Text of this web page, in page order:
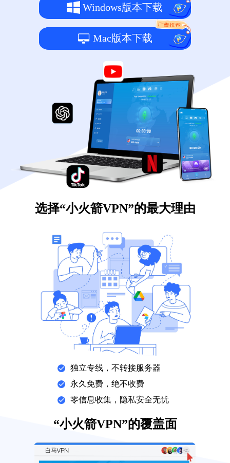
Windows版本下载
Mac版本下载
选择“小火箭VPN”的最大理由
独立专线，不转接服务器
永久免费，绝不收费
零信息收集，隐私安全无忧
“小火箭VPN”的覆盖面